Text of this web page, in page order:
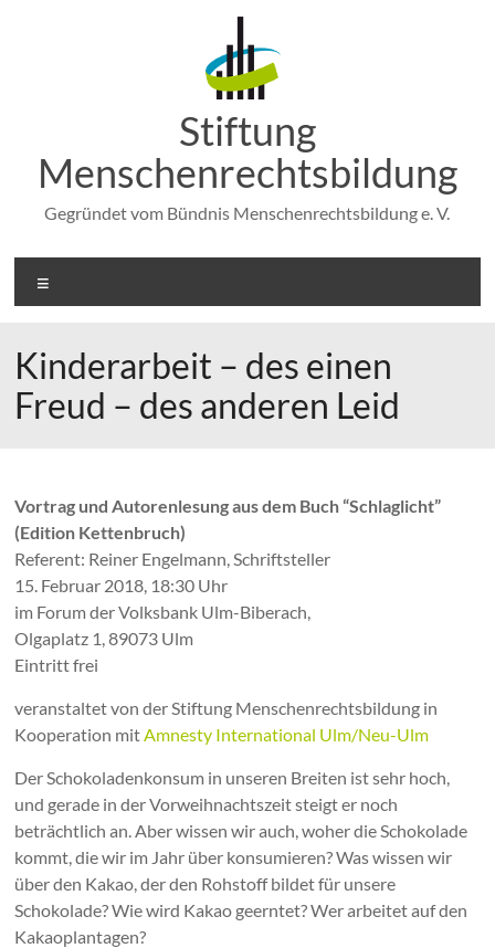
Stiftung
Menschenrechtsbildung
Gegründet vom Bündnis Menschenrechtsbildung e. V.
Kinderarbeit – des einen
Freud – des anderen Leid
Vortrag und Autorenlesung aus dem Buch “Schlaglicht”
(Edition Kettenbruch)
Referent: Reiner Engelmann, Schriftsteller
15. Februar 2018, 18:30 Uhr
im Forum der Volksbank Ulm-Biberach,
Olgaplatz 1, 89073 Ulm
Eintritt frei
veranstaltet von der Stiftung Menschenrechtsbildung in
Kooperation mitAmnesty International Ulm/Neu-Ulm
Der Schokoladenkonsum in unseren Breiten ist sehr hoch,
und gerade in der Vorweihnachtszeit steigt er noch
beträchtlich an. Aber wissen wir auch, woher die Schokolade
kommt, die wir im Jahr über konsumieren? Was wissen wir
über den Kakao, der den Rohstoff bildet für unsere
Schokolade? Wie wird Kakao geerntet? Wer arbeitet auf den
Kakaoplantagen?